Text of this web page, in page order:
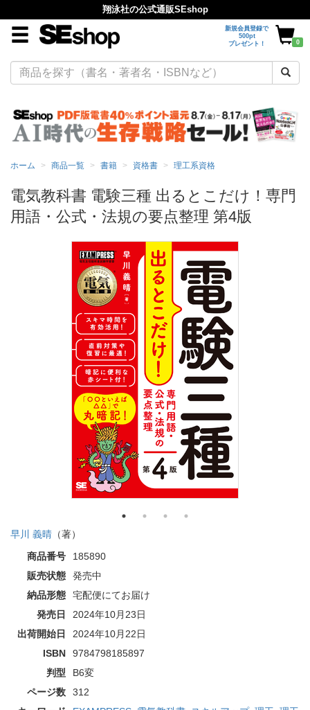
翔泳社の公式通販SEshop
新規会員登録で
500pt
プレゼント！
0
ホーム 商品一覧 書籍 資格書 理工系資格
電気教科書 電験三種 出るとこだけ！専門
用語・公式・法規の要点整理 第4版
早川 義晴 （著）
商品番号
185890
販売状態
発売中
納品形態
宅配便にてお届け
発売日
2024年10月23日
出荷開始日
2024年10月22日
ISBN
9784798185897
判型
B6変
ページ数
312